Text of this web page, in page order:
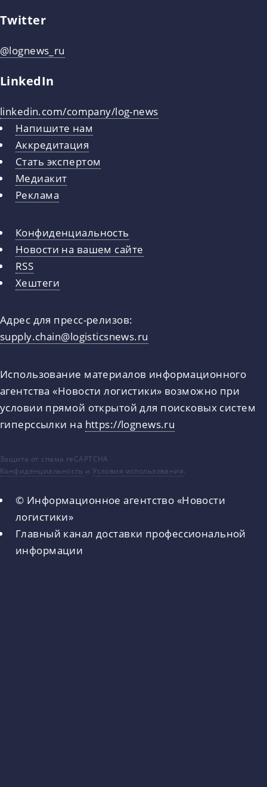
Twitter
@lognews_ru
LinkedIn
linkedin.com/company/log-news
Напишите нам
Аккредитация
Стать экспертом
Медиакит
Реклама
Конфиденциальность
Новости на вашем сайте
RSS
Хештеги
Адрес для пресс-релизов:
supply.chain@logisticsnews.ru
Использование материалов информационного
агентства «Новости логистики» возможно при
условии прямой открытой для поисковых систем
гиперссылки на https://lognews.ru
Защита от спама reCAPTCHA
Конфиденциальность иУсловия использования.
© Информационное агентство «Новости
логистики»
Главный канал доставки профессиональной
информации